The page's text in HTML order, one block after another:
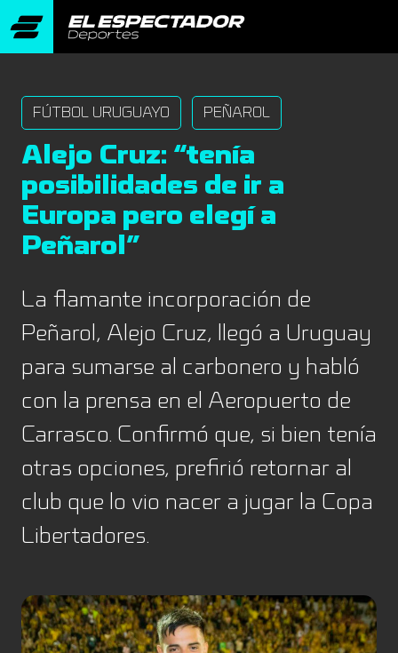
FÚTBOL URUGUAYO PEÑAROL
Alejo Cruz: “tenía
posibilidades de ir a
Europa pero elegí a
Peñarol”
La flamante incorporación de
Peñarol, Alejo Cruz, llegó a Uruguay
para sumarse al carbonero y habló
con la prensa en el Aeropuerto de
Carrasco. Confirmó que, si bien tenía
otras opciones, prefirió retornar al
club que lo vio nacer a jugar la Copa
Libertadores.